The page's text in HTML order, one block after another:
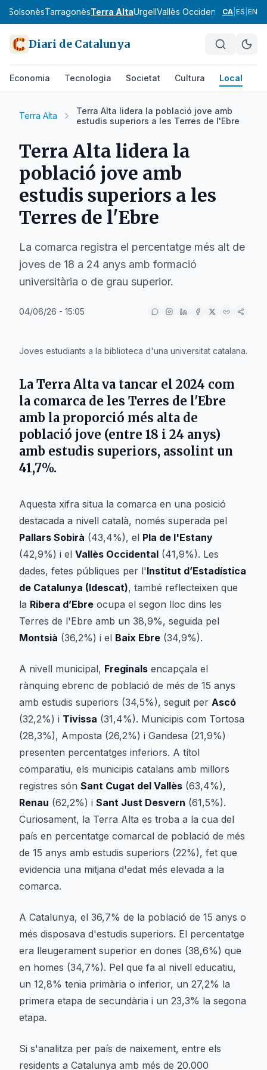
SolsonèsTarragonèsTerra AltaUrgellVallès OccidentalVallès
CA ES EN
Diari de Catalunya
Economia Tecnologia Societat Cultura Local
Terra Alta
Terra Alta lidera la població jove amb
estudis superiors a les Terres de l'Ebre
Terra Alta lidera la
població jove amb
estudis superiors a les
Terres de l'Ebre
La comarca registra el percentatge més alt de
joves de 18 a 24 anys amb formació
universitària o de grau superior.
04/06/26 - 15:05
Joves estudiants a la biblioteca d'una universitat catalana.
La Terra Alta va tancar el 2024 com
la comarca de les Terres de l'Ebre
amb la proporció més alta de
població jove (entre 18 i 24 anys)
amb estudis superiors, assolint un
41,7%.
Aquesta xifra situa la comarca en una posició
destacada a nivell català, només superada pel
Pallars Sobirà (43,4%), el Pla de l'Estany
(42,9%) i el Vallès Occidental (41,9%). Les
dades, fetes públiques per l'Institut d’Estadística
de Catalunya (Idescat), també reflecteixen que
la Ribera d’Ebre ocupa el segon lloc dins les
Terres de l'Ebre amb un 38,9%, seguida pel
Montsià (36,2%) i el Baix Ebre (34,9%).
A nivell municipal, Freginals encapçala el
rànquing ebrenc de població de més de 15 anys
amb estudis superiors (34,5%), seguit per Ascó
(32,2%) i Tivissa (31,4%). Municipis com Tortosa
(28,3%), Amposta (26,2%) i Gandesa (21,9%)
presenten percentatges inferiors. A títol
comparatiu, els municipis catalans amb millors
registres són Sant Cugat del Vallès (63,4%),
Renau (62,2%) i Sant Just Desvern (61,5%).
Curiosament, la Terra Alta es troba a la cua del
país en percentatge comarcal de població de més
de 15 anys amb estudis superiors (22%), fet que
evidencia una mitjana d'edat més elevada a la
comarca.
A Catalunya, el 36,7% de la població de 15 anys o
més disposava d'estudis superiors. El percentatge
era lleugerament superior en dones (38,6%) que
en homes (34,7%). Pel que fa al nivell educatiu,
un 12,8% tenia primària o inferior, un 27,2% la
primera etapa de secundària i un 23,3% la segona
etapa.
Si s'analitza per país de naixement, entre els
residents a Catalunya amb més de 20.000